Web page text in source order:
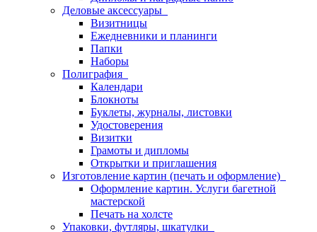
Деловые аксессуары
Визитницы
Ежедневники и планинги
Папки
Наборы
Полиграфия
Календари
Блокноты
Буклеты, журналы, листовки
Удостоверения
Визитки
Грамоты и дипломы
Открытки и приглашения
Изготовление картин (печать и оформление)
Оформление картин. Услуги багетной
мастерской
Печать на холсте
Упаковки, футляры, шкатулки